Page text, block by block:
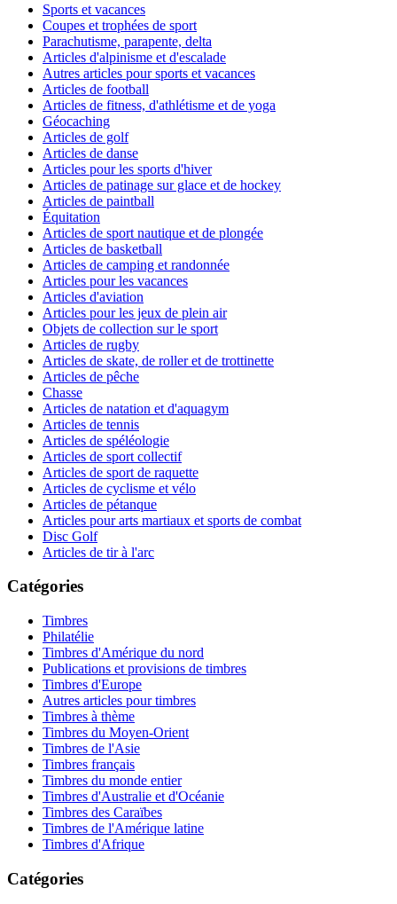
Sports et vacances
Coupes et trophées de sport
Parachutisme, parapente, delta
Articles d'alpinisme et d'escalade
Autres articles pour sports et vacances
Articles de football
Articles de fitness, d'athlétisme et de yoga
Géocaching
Articles de golf
Articles de danse
Articles pour les sports d'hiver
Articles de patinage sur glace et de hockey
Articles de paintball
Équitation
Articles de sport nautique et de plongée
Articles de basketball
Articles de camping et randonnée
Articles pour les vacances
Articles d'aviation
Articles pour les jeux de plein air
Objets de collection sur le sport
Articles de rugby
Articles de skate, de roller et de trottinette
Articles de pêche
Chasse
Articles de natation et d'aquagym
Articles de tennis
Articles de spéléologie
Articles de sport collectif
Articles de sport de raquette
Articles de cyclisme et vélo
Articles de pétanque
Articles pour arts martiaux et sports de combat
Disc Golf
Articles de tir à l'arc
Catégories
Timbres
Philatélie
Timbres d'Amérique du nord
Publications et provisions de timbres
Timbres d'Europe
Autres articles pour timbres
Timbres à thème
Timbres du Moyen-Orient
Timbres de l'Asie
Timbres français
Timbres du monde entier
Timbres d'Australie et d'Océanie
Timbres des Caraïbes
Timbres de l'Amérique latine
Timbres d'Afrique
Catégories